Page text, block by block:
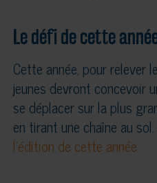
Le défi de cette
Cette année, pour relever
jeunes devront concevoir
se déplacer sur la plus
en tirant une chaîne au
l’édition de cette année